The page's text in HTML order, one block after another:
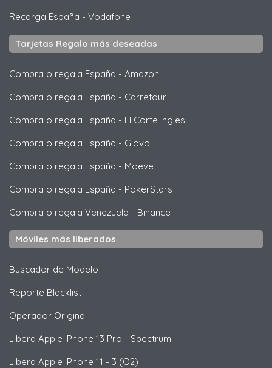
Recarga España - Vodafone
Tarjetas Regalo más deseadas
Compra o regala España - Amazon
Compra o regala España - Carrefour
Compra o regala España - El Corte Ingles
Compra o regala España - Glovo
Compra o regala España - Moeve
Compra o regala España - PokerStars
Compra o regala Venezuela - Binance
Móviles más liberados
Buscador de Modelo
Reporte Blacklist
Operador Original
Libera Apple iPhone 13 Pro - Spectrum
Libera Apple iPhone 11 - 3 (O2)